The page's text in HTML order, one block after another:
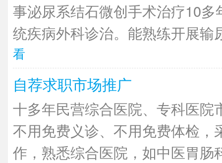
事泌尿系结石微创手术治疗10
统疾病外科诊治。能熟练开展输
看
自荐求职市场推广
十多年民营综合医院、专科医院
不用免费义诊、不用免费体检，
作，熟悉综合医院，如中医胃肠